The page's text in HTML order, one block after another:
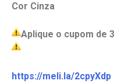
Cor Cinza
Aplique o cupom de
https://meli.la/2cpyXdp